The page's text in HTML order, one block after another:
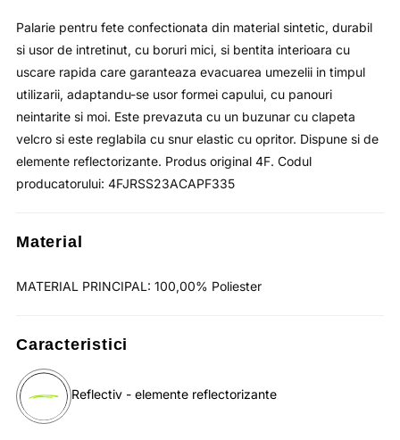
Palarie pentru fete confectionata din material sintetic, durabil
si usor de intretinut, cu boruri mici, si bentita interioara cu
uscare rapida care garanteaza evacuarea umezelii in timpul
utilizarii, adaptandu-se usor formei capului, cu panouri
neintarite si moi. Este prevazuta cu un buzunar cu clapeta
velcro si este reglabila cu snur elastic cu opritor. Dispune si de
elemente reflectorizante. Produs original 4F. Codul
producatorului: 4FJRSS23ACAPF335
Material
MATERIAL PRINCIPAL: 100,00% Poliester
Caracteristici
Reflectiv - elemente reflectorizante